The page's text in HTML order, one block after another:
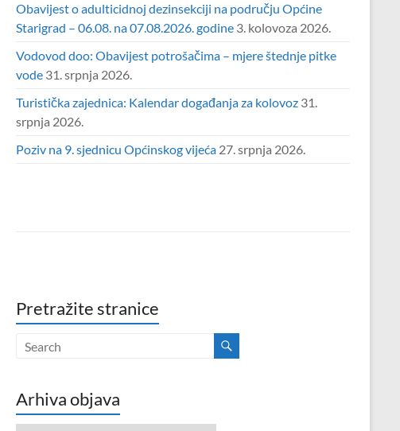
Obavijest o adulticidnoj dezinsekciji na području Općine
Starigrad – 06.08. na 07.08.2026. godine 3. kolovoza 2026.
Vodovod doo: Obavijest potrošačima – mjere štednje pitke
vode 31. srpnja 2026.
Turistička zajednica: Kalendar događanja za kolovoz 31.
srpnja 2026.
Poziv na 9. sjednicu Općinskog vijeća 27. srpnja 2026.
Pretražite stranice
Arhiva objava